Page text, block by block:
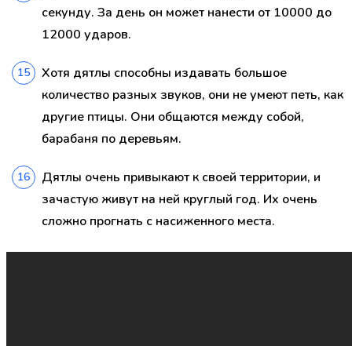
секунду. За день он может нанести от 10000 до
12000 ударов.
Хотя дятлы способны издавать большое
количество разных звуков, они не умеют петь, как
другие птицы. Они общаются между собой,
барабаня по деревьям.
Дятлы очень привыкают к своей территории, и
зачастую живут на ней круглый год. Их очень
сложно прогнать с насиженного места.